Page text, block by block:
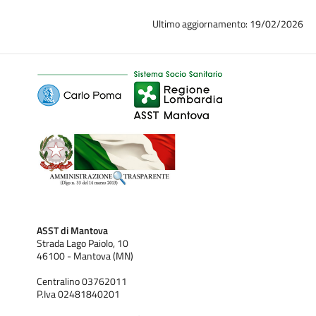
pubblico che privato, nonché all’attività libero professionale
I laureati in Ostetricia sono professionisti sanitari preparati
dal corso di studi triennalead assistere i protagonisti del
processo riproduttivo e in particolare la donna
percorso fisiologico del ciclo vitale umano, nonché agli
aspetti patologici dello stesso. A questo sono abilitati dal
Visita la pagina web dell'Ateneo >>
Milano
Ultimo aggiornamento: 19/02/2026
ASST di Mantova
Strada Lago Paiolo, 10
46100 - Mantova (MN)
Centralino 03762011
P.Iva 02481840201